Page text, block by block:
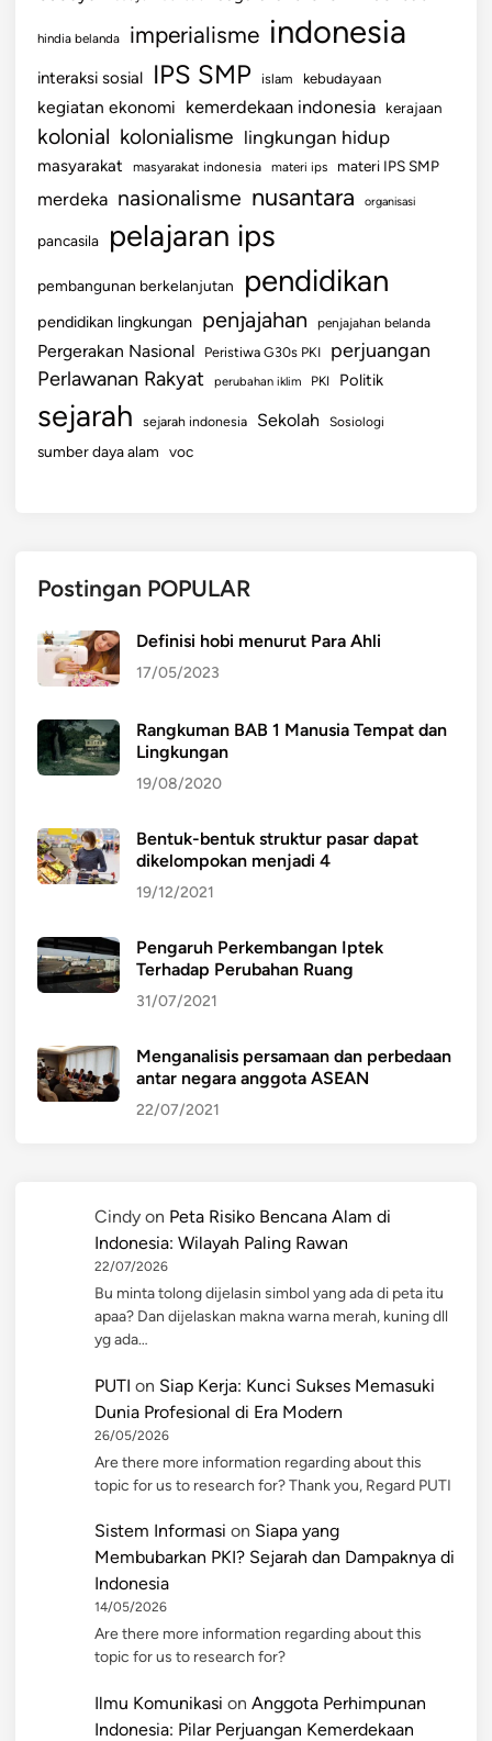
hindia belanda imperialisme indonesia
interaksi sosial IPS SMP islam kebudayaan
kegiatan ekonomi kemerdekaan indonesia kerajaan
kolonial kolonialisme lingkungan hidup
masyarakat masyarakat indonesia materi ips materi IPS SMP
merdeka nasionalisme nusantara organisasi
pancasila pelajaran ips
pembangunan berkelanjutan pendidikan
pendidikan lingkungan penjajahan penjajahan belanda
Pergerakan Nasional Peristiwa G30s PKI perjuangan
Perlawanan Rakyat perubahan iklim PKI Politik
sejarah sejarah indonesia Sekolah Sosiologi
sumber daya alam voc
Postingan POPULAR
Definisi hobi menurut Para Ahli
17/05/2023
Rangkuman BAB 1 Manusia Tempat dan
Lingkungan
19/08/2020
Bentuk-bentuk struktur pasar dapat
dikelompokan menjadi 4
19/12/2021
Pengaruh Perkembangan Iptek
Terhadap Perubahan Ruang
31/07/2021
Menganalisis persamaan dan perbedaan
antar negara anggota ASEAN
22/07/2021
Cindy on Peta Risiko Bencana Alam di
Indonesia: Wilayah Paling Rawan
22/07/2026
Bu minta tolong dijelasin simbol yang ada di peta itu
apaa? Dan dijelaskan makna warna merah, kuning dll
yg ada…
PUTI on Siap Kerja: Kunci Sukses Memasuki
Dunia Profesional di Era Modern
26/05/2026
Are there more information regarding about this
topic for us to research for? Thank you, Regard PUTI
Sistem Informasi on Siapa yang
Membubarkan PKI? Sejarah dan Dampaknya di
Indonesia
14/05/2026
Are there more information regarding about this
topic for us to research for?
Ilmu Komunikasi on Anggota Perhimpunan
Indonesia: Pilar Perjuangan Kemerdekaan